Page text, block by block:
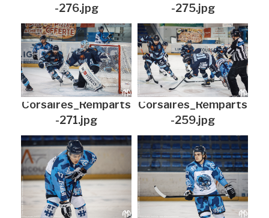
-276.jpg
-275.jpg
Corsaires_Remparts
-271.jpg
Corsaires_Remparts
-259.jpg